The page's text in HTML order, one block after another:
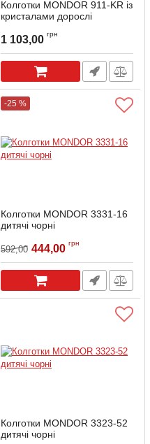
Колготки MONDOR 911-KR із
кристалами дорослі
1 103,00 грн
-25 %
Колготки MONDOR 3331-16
дитячі чорні
592,00 444,00 грн
Колготки MONDOR 3323-52
дитячі чорні